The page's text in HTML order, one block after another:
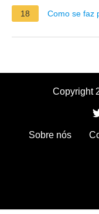
18
Como se faz
Copyright
Sobre nós